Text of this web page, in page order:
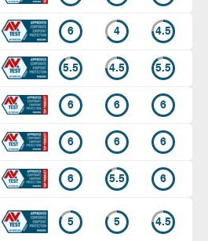
6 4 4.5
5.5 4.5 5.5
6 6 6
6 6 6
6 5.5 6
5 5 4.5